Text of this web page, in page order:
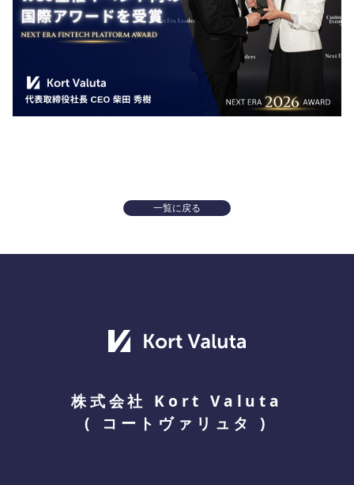
一覧に戻る
株式会社 Kort Valuta
( コートヴァリュタ )